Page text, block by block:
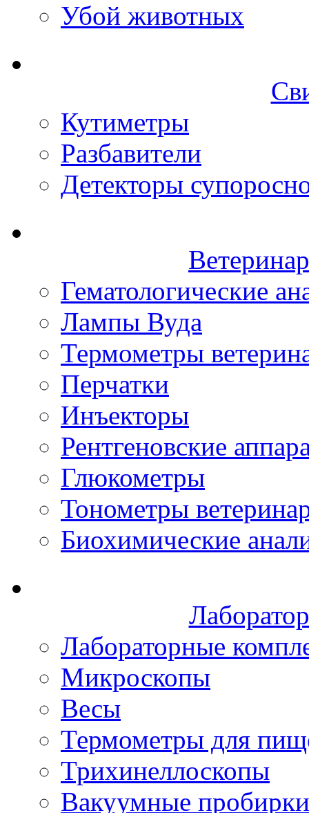
Убой животных
Кутиметры
Разбавители
Детекторы
Гематологические
Лампы Вуда
Термометры
Перчатки
Инъекторы
Рентгеновские
Глюкометры
Тонометры
Биохимические
Лабораторные
Микроскопы
Весы
Термометры для
Трихинеллоскопы
Вакуумные пробирки